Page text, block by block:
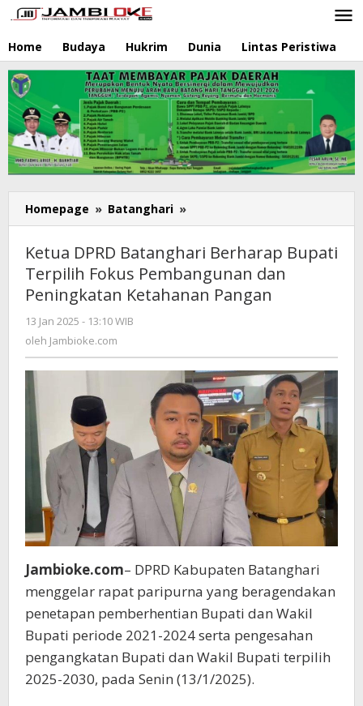
Lewati
ke
konten
Home Budaya Hukrim Dunia Lintas Peristiwa
Homepage » Batanghari »
DPRD
Batanghari
Berharap
Bupati
Terpilih
Peningkatan
Ketahanan
Pangan
Ketua DPRD Batanghari Berharap Bupati
Terpilih Fokus Pembangunan dan
Peningkatan Ketahanan Pangan
13 Jan 2025 - 13:10 WIB
oleh Jambioke.com
Jambioke.com– DPRD Kabupaten Batanghari
menggelar rapat paripurna yang beragendakan
penetapan pemberhentian Bupati dan Wakil
Bupati periode 2021-2024 serta pengesahan
pengangkatan Bupati dan Wakil Bupati terpilih
2025-2030, pada Senin (13/1/2025).